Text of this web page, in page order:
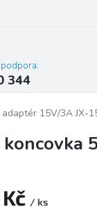
podpora:
344
15V/3A JX-
/ ks